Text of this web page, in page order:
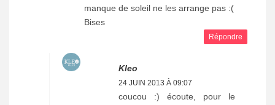
manque de soleil ne les arrange pas :(
Bises
Répondre
Kleo
24 JUIN 2013 À 09:07
coucou :) écoute, pour le